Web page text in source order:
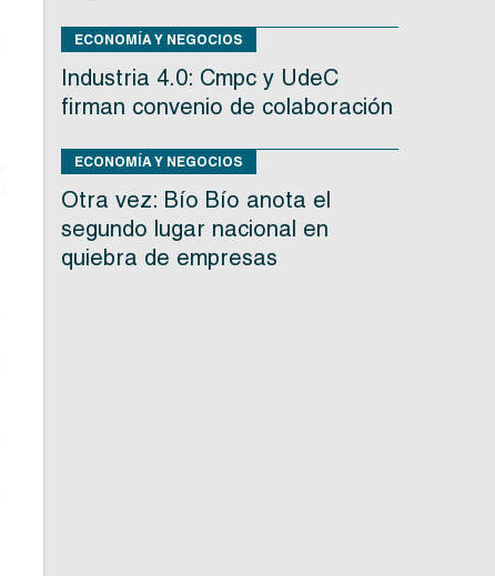
ECONOMÍA Y NEGOCIOS
Industria 4.0: Cmpc y UdeC
firman convenio de colaboración
ECONOMÍA Y NEGOCIOS
Otra vez: Bío Bío anota el
segundo lugar nacional en
quiebra de empresas